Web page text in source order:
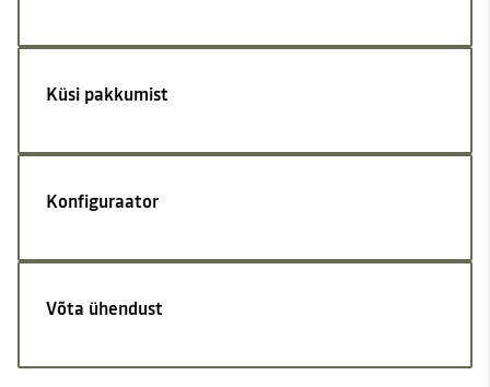
Küsi pakkumist
Konfiguraator
Võta ühendust